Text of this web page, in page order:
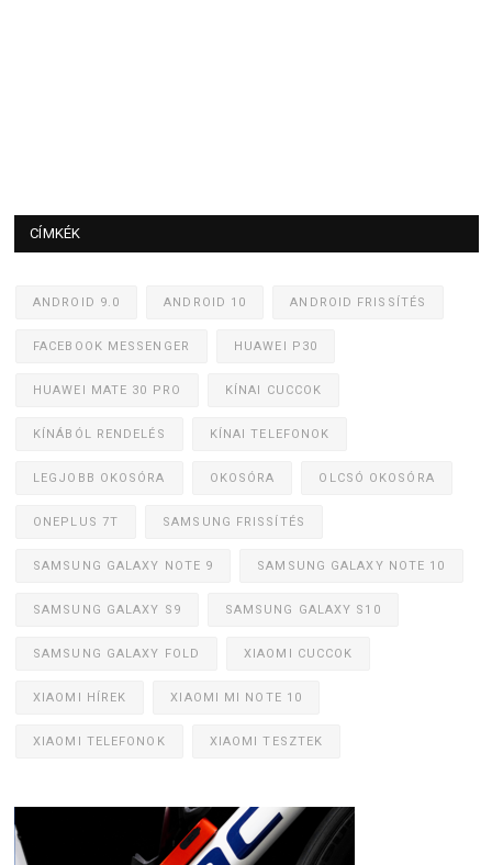
CÍMKÉK
ANDROID 9.0 ANDROID 10 ANDROID FRISSÍTÉS
FACEBOOK MESSENGER HUAWEI P30
HUAWEI MATE 30 PRO KÍNAI CUCCOK
KÍNÁBÓL RENDELÉS KÍNAI TELEFONOK
LEGJOBB OKOSÓRA OKOSÓRA OLCSÓ OKOSÓRA
ONEPLUS 7T SAMSUNG FRISSÍTÉS
SAMSUNG GALAXY NOTE 9 SAMSUNG GALAXY NOTE 10
SAMSUNG GALAXY S9 SAMSUNG GALAXY S10
SAMSUNG GALAXY FOLD XIAOMI CUCCOK
XIAOMI HÍREK XIAOMI MI NOTE 10
XIAOMI TELEFONOK XIAOMI TESZTEK